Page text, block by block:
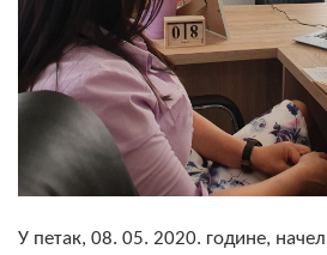
Статут Општине
Скупштинско вијеће
Састав Скупштине
Службени Гласници
ОПШТИНСКА
У петак, 08. 05. 2020. године,